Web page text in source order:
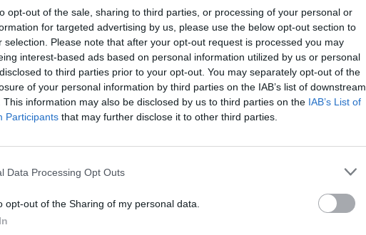
opt-out of the sale, sharing to third parties, or processing of your personal or
for targeted advertising by us, please use the below opt-out section to
selection. Please note that after your opt-out request is processed you may
interest-based ads based on personal information utilized by us or personal
to third parties prior to your opt-out. You may separately opt-out of the
of your personal information by third parties on the IAB’s list of downstream
This information may also be disclosed by us to third parties on the IAB’s List of
Participants that may further disclose it to other third parties.
Data Processing Opt Outs
opt-out of the Sharing of my personal data.
Porro